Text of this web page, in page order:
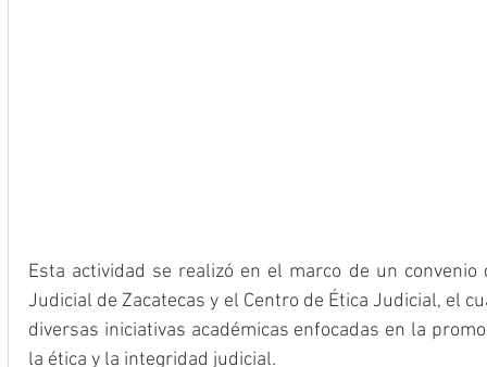
Esta actividad se realizó en el marco de un
Judicial de Zacatecas y el Centro de Ética Judicial, el
diversas iniciativas académicas enfocadas en la
la ética y la integridad judicial.